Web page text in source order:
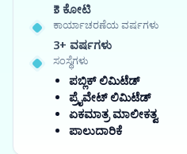
₹3 ಕೋಟಿ
ಕಾರ್ಯಾಚರಣೆಯ ವರ್ಷಗಳು
3+ ವರ್ಷಗಳು
ಸಂಸ್ಥೆಗಳು
ಪಬ್ಲಿಕ್ ಲಿಮಿಟೆಡ್
ಪ್ರೈವೇಟ್ ಲಿಮಿಟೆಡ್
ಏಕಮಾತ್ರ ಮಾಲೀಕತ್ವ
ಪಾಲುದಾರಿಕೆ